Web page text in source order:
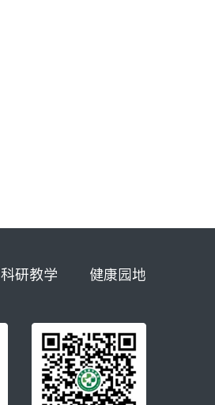
科研教学 健康园地